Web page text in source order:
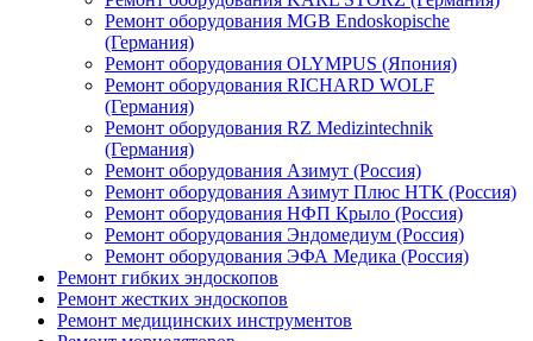
Ремонт оборудования MGB Endoskopische
(Германия)
Ремонт оборудования OLYMPUS (Япония)
Ремонт оборудования RICHARD WOLF
(Германия)
Ремонт оборудования RZ Medizintechnik
(Германия)
Ремонт оборудования Азимут (Россия)
Ремонт оборудования Азимут Плюс НТК (Россия)
Ремонт оборудования НФП Крыло (Россия)
Ремонт оборудования Эндомедиум (Россия)
Ремонт оборудования ЭФА Медика (Россия)
Ремонт гибких эндоскопов
Ремонт жестких эндоскопов
Ремонт медицинских инструментов